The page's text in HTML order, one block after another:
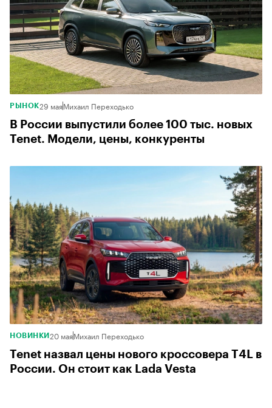
РЫНОК29 маяМихаил Переходько
В России выпустили более 100 тыс. новых
Tenet. Модели, цены, конкуренты
НОВИНКИ 20 маяМихаил Переходько
Tenet назвал цены нового кроссовера T4L в
России. Он стоит как Lada Vesta